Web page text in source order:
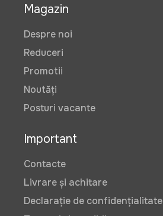
Magazin
Despre noi
Reduceri
Promotii
Noutăți
Posturi vacante
Important
Contacte
Livrare și achitare
Declarație de confidențialitate